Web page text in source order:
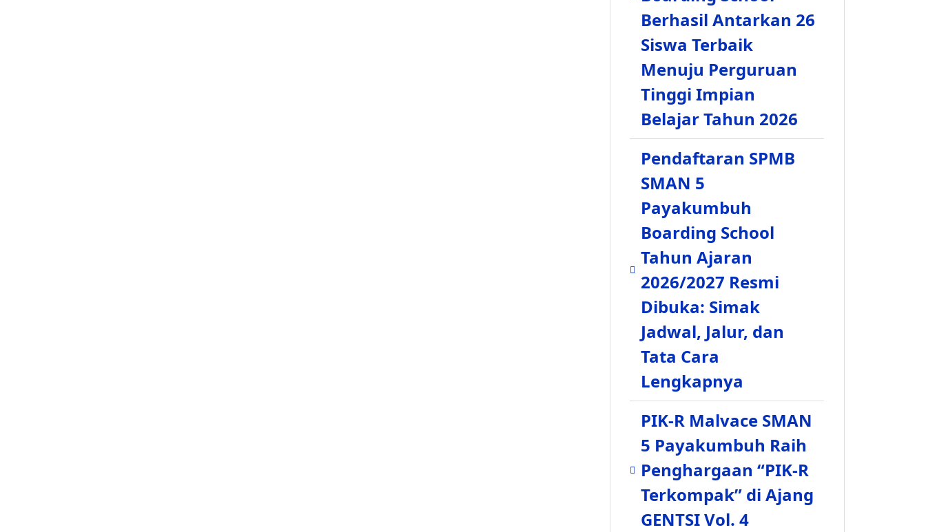
Berhasil Antarkan 26
Siswa Terbaik
Menuju Perguruan
Tinggi Impian
Belajar Tahun 2026
Pendaftaran SPMB
SMAN 5
Payakumbuh
Boarding School
Tahun Ajaran
2026/2027 Resmi
Dibuka: Simak
Jadwal, Jalur, dan
Tata Cara
Lengkapnya
PIK-R Malvace SMAN
5 Payakumbuh Raih
Penghargaan “PIK-R
Terkompak” di Ajang
GENTSI Vol. 4